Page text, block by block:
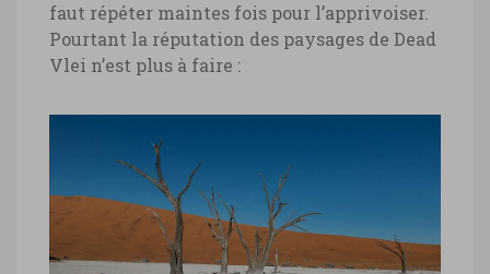
faut répéter maintes fois pour l’apprivoiser.
Pourtant la réputation des paysages de Dead
Vlei n’est plus à faire :